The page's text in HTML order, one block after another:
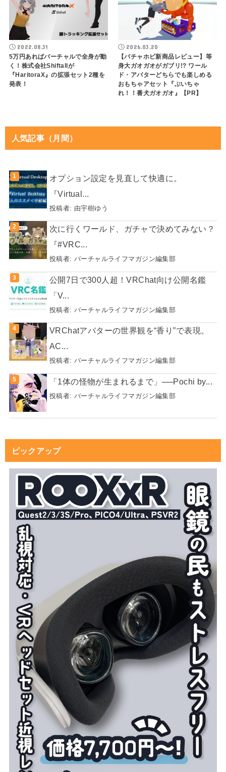
2022.08.31
5万円あればバーチャルで全身が動
く！株式会社Shiftallが
『HaritoraX』の拡張セット2種を
発表！
2026.03.20
【バチャホビ新商品レビュー】等
身大ガオガオがガブリ!? ワール
ド・アバターどちらでも楽しめる
おもちゃアセット『ぶいちゃ
れ！！番犬ガオガオ』【PR】
人気記事（月間）
オプション設定を見直して快適に。
『Virtual...
投稿者: 由宇樹ゆう
次に行くワールド、ガチャで決めてみない？
『#VRC...
投稿者: バーチャルライフマガジン編集部
公開7日で300人超！VRChat向け公開名鑑
「V...
投稿者: バーチャルライフマガジン編集部
VRChatアバターの世界観を“香り”で表現。
AC...
投稿者: バーチャルライフマガジン編集部
「1体の怪物が生まれるまで」──Pochi by...
投稿者: バーチャルライフマガジン編集部
ピックアップ